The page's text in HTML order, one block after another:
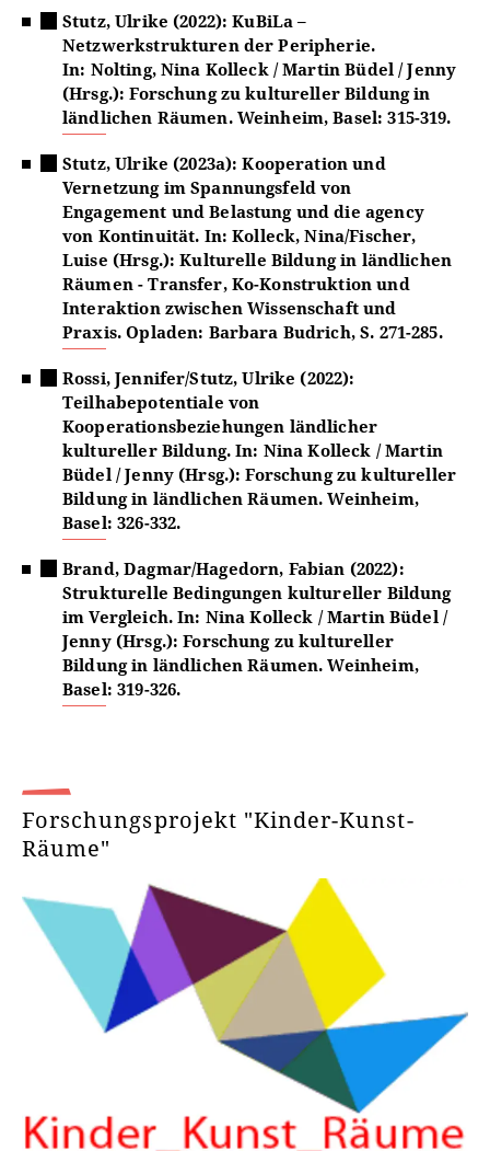
Stutz, Ulrike (2022): KuBiLa –
Netzwerkstrukturen der Peripherie.
In: Nolting, Nina Kolleck / Martin Büdel / Jenny
(Hrsg.): Forschung zu kultureller Bildung in
ländlichen Räumen. Weinheim, Basel: 315-319.
Stutz, Ulrike (2023a): Kooperation und
Vernetzung im Spannungsfeld von
Engagement und Belastung und die agency
von Kontinuität. In: Kolleck, Nina/Fischer,
Luise (Hrsg.): Kulturelle Bildung in ländlichen
Räumen - Transfer, Ko-Konstruktion und
Interaktion zwischen Wissenschaft und
Praxis. Opladen: Barbara Budrich, S. 271-285.
Rossi, Jennifer/Stutz, Ulrike (2022):
Teilhabepotentiale von
Kooperationsbeziehungen ländlicher
kultureller Bildung. In: Nina Kolleck / Martin
Büdel / Jenny (Hrsg.): Forschung zu kultureller
Bildung in ländlichen Räumen. Weinheim,
Basel: 326-332.
Brand, Dagmar/Hagedorn, Fabian (2022):
Strukturelle Bedingungen kultureller Bildung
im Vergleich. In: Nina Kolleck / Martin Büdel /
Jenny (Hrsg.): Forschung zu kultureller
Bildung in ländlichen Räumen. Weinheim,
Basel: 319-326.
Forschungsprojekt "Kinder-Kunst-
Räume"